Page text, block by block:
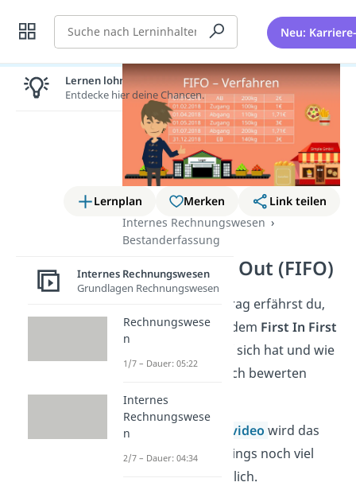
Suche Neu:
Lernplan Merken
Link teilen
Internes Rechnungswesen
Bestanderfassung
First In First Out (FIFO)
Im folgenden Beitrag erfährst du,
was es genau mit dem First In First
auf sich hat und wie
du Bestände danach bewerten
kannst.
Mit unserem
Lernvideo wird das
FIFO Prinzip allerdings noch viel
schneller verständlich.
Lernen lohnt sich!
Entdecke hier deine Chancen.
Internes Rechnungswesen
Grundlagen Rechnungswesen
Rechnungswese
n
1/7 – Dauer: 05:22
Internes
Rechnungswese
n
2/7 – Dauer: 04:34